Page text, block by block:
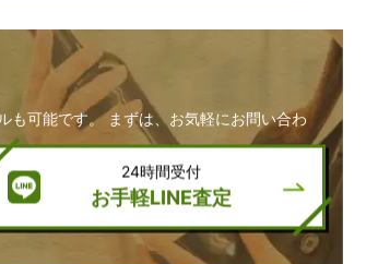
も可能です。 まずは、お気軽にお問い合わ
24時間受付
お手軽LINE査定